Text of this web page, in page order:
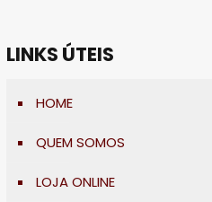
LINKS ÚTEIS
HOME
QUEM SOMOS
LOJA ONLINE